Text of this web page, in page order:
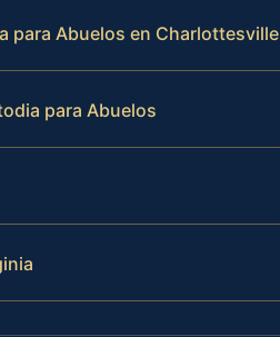
para Abuelos en Charlottesville
para Abuelos